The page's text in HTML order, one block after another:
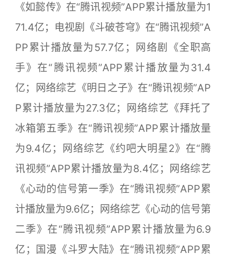
《如懿传》在“腾讯视频”APP累计播放量为1
71.4亿；电视剧《斗破苍穹》在“腾讯视频”A
PP累计播放量为57.7亿；网络剧《全职高
手》在“腾讯视频”APP累计播放量为31.4
亿；网络综艺《明日之子》在“腾讯视频”AP
P累计播放量为27.3亿；网络综艺《拜托了
冰箱第五季》在“腾讯视频”APP累计播放量
为9.4亿；网络综艺《约吧大明星2》在“腾
讯视频”APP累计播放量为8.4亿；网络综艺
《心动的信号第一季》在“腾讯视频”APP累
计播放量为9.6亿；网络综艺《心动的信号第
二季》在“腾讯视频”APP累计播放量为6.9
亿；国漫《斗罗大陆》在“腾讯视频”APP累